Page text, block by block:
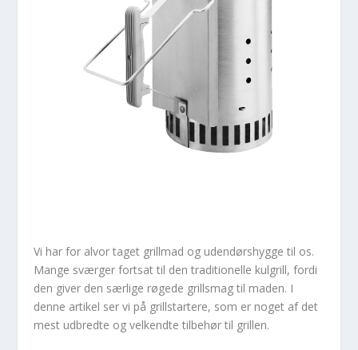
Vi har for alvor taget grillmad og udendørshygge til os.
Mange sværger fortsat til den traditionelle kulgrill, fordi
den giver den særlige røgede grillsmag til maden. I
denne artikel ser vi på grillstartere, som er noget af det
mest udbredte og velkendte tilbehør til grillen.